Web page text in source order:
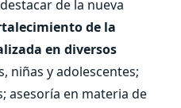
de la nueva
de la
en diversos
niñas y adolescentes;
asesoría en materia de